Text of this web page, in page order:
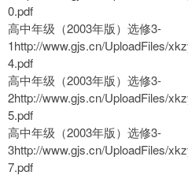
0.pdf
高中年级（2003年版）选修3-
1http://www.gjs.cn/UploadFiles/
4.pdf
高中年级（2003年版）选修3-
2http://www.gjs.cn/UploadFiles/
5.pdf
高中年级（2003年版）选修3-
3http://www.gjs.cn/UploadFiles/
7.pdf